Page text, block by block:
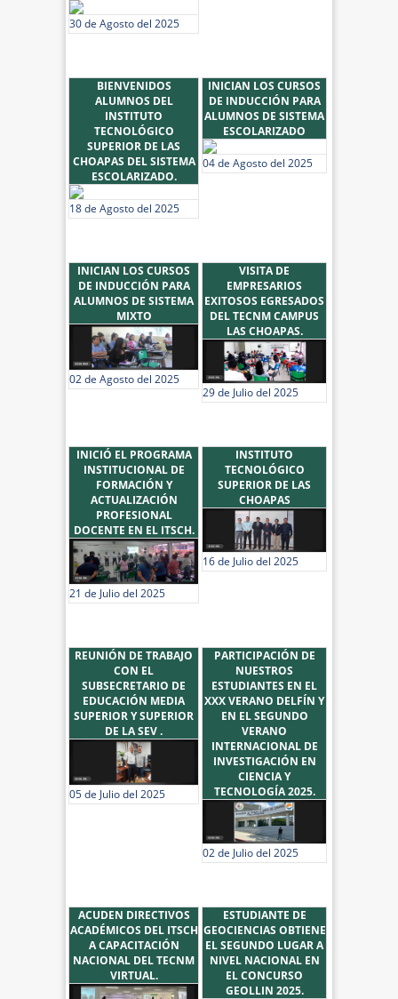
30 de Agosto del 2025
BIENVENIDOS
ALUMNOS DEL
INSTITUTO
TECNOLÓGICO
SUPERIOR DE LAS
CHOAPAS DEL SISTEMA
ESCOLARIZADO.
18 de Agosto del 2025
INICIAN LOS CURSOS
DE INDUCCIÓN PARA
ALUMNOS DE SISTEMA
ESCOLARIZADO
04 de Agosto del 2025
INICIAN LOS CURSOS
DE INDUCCIÓN PARA
ALUMNOS DE SISTEMA
MIXTO
02 de Agosto del 2025
VISITA DE
EMPRESARIOS
EXITOSOS EGRESADOS
DEL TECNM CAMPUS
LAS CHOAPAS.
29 de Julio del 2025
INICIÓ EL PROGRAMA
INSTITUCIONAL DE
FORMACIÓN Y
ACTUALIZACIÓN
PROFESIONAL
DOCENTE EN EL ITSCH.
21 de Julio del 2025
INSTITUTO
TECNOLÓGICO
SUPERIOR DE LAS
CHOAPAS
16 de Julio del 2025
REUNIÓN DE TRABAJO
CON EL
SUBSECRETARIO DE
EDUCACIÓN MEDIA
SUPERIOR Y SUPERIOR
DE LA SEV .
05 de Julio del 2025
PARTICIPACIÓN DE
NUESTROS
ESTUDIANTES EN EL
XXX VERANO DELFÍN Y
EN EL SEGUNDO
VERANO
INTERNACIONAL DE
INVESTIGACIÓN EN
CIENCIA Y
TECNOLOGÍA 2025.
02 de Julio del 2025
ACUDEN DIRECTIVOS
ACADÉMICOS DEL ITSCH
A CAPACITACIÓN
NACIONAL DEL TECNM
VIRTUAL.
ESTUDIANTE DE
GEOCIENCIAS OBTIENE
EL SEGUNDO LUGAR A
NIVEL NACIONAL EN
EL CONCURSO
GEOLLIN 2025.